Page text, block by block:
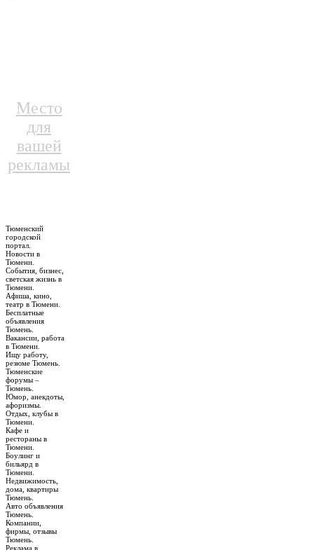
Место
для
вашей
рекламы
Тюменский
городской
портал.
Новости в
Тюмени.
События, бизнес,
светская жизнь в
Тюмени.
Афиша, кино,
театр в Тюмени.
Бесплатные
объявления
Тюмень.
Вакансии, работа
в Тюмени.
Ищу работу,
резюме Тюмень.
Тюменские
форумы –
Тюмень.
Юмор, анекдоты,
афоризмы.
Отдых, клубы в
Тюмени.
Кафе и
рестораны в
Тюмени.
Боулинг и
бильярд в
Тюмени.
Недвижимость,
дома, квартиры
Тюмень.
Авто объявления
Тюмень.
Компании,
фирмы, отзывы
Тюмень.
Реклама в